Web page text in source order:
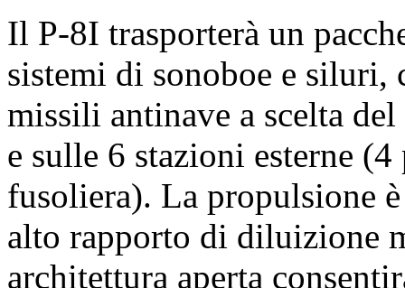
Il P-8I trasporterà un
sistemi di sonoboe e
missili antinave a scelta
e sulle 6 stazioni esterne
fusoliera). La propulsione
alto rapporto di diluizione
architettura aperta